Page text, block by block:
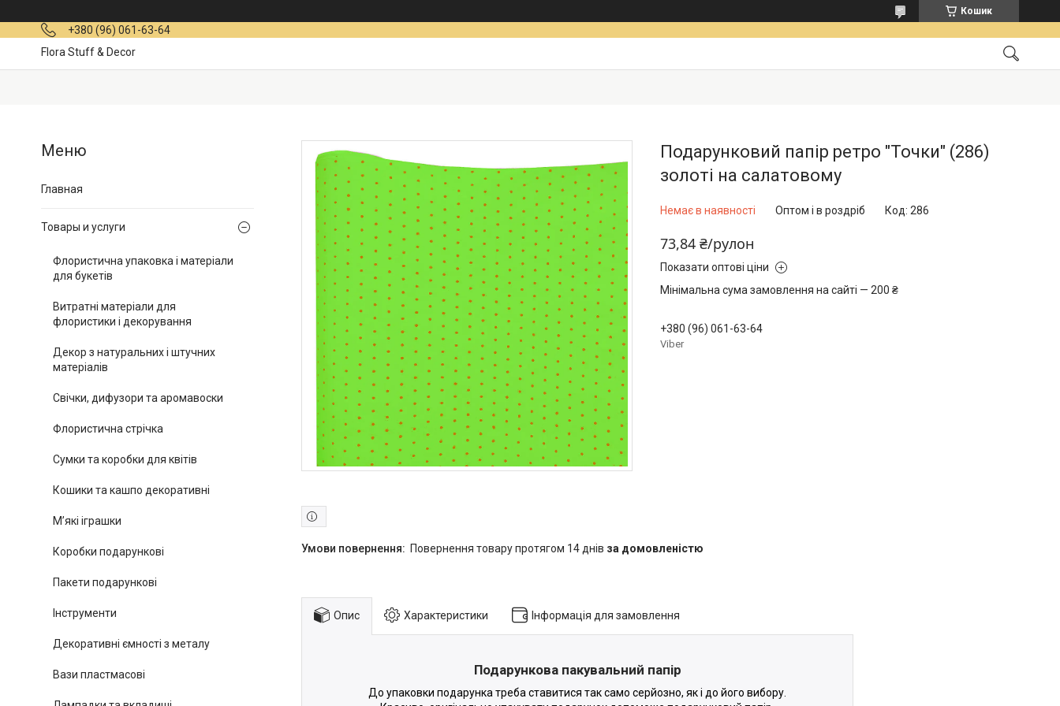
Кошик
+380 (96) 061-63-64
Flora Stuff & Decor
Подарунковий папір ретро "Точки" (286)
золоті на салатовому
Немає в наявності Оптом і в роздріб Код: 286
73,84 ₴/рулон
Показати оптові ціни
Мінімальна сума замовлення на сайті — 200 ₴
+380 (96) 061-63-64
Viber
повернення товару протягом 14 днів за домовленістю
Опис Характеристики Інформація для замовлення
Подарункова пакувальний папір
До упаковки подарунка треба ставитися так само серйозно, як і до його вибору.
Главная
Товары и услуги
Флористична упаковка і матеріали
для букетів
Витратні матеріали для
флористики і декорування
Декор з натуральних і штучних
матеріалів
Свічки, дифузори та аромавоски
Флористична стрічка
Сумки та коробки для квітів
Кошики та кашпо декоративні
М’які іграшки
Коробки подарункові
Пакети подарункові
Інструменти
Декоративні ємності з металу
Вази пластмасові